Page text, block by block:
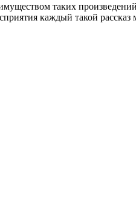
таких
каждый такой